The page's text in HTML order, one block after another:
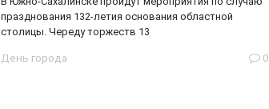
празднования 132-летия основания областной
столицы. Череду торжеств 13
День города 0